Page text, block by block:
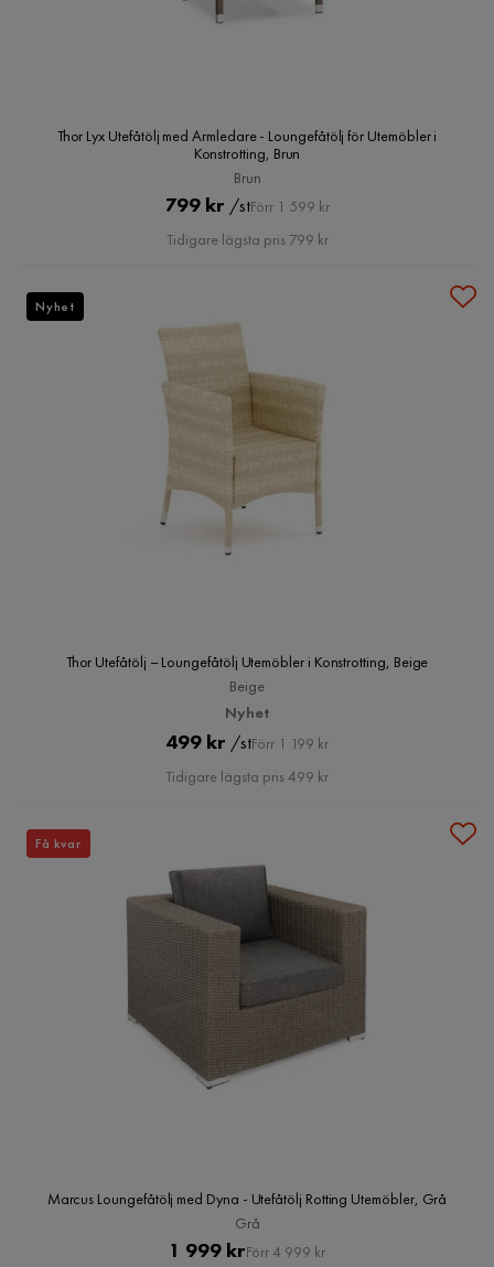
Thor Lyx Utefåtölj med Armledare - Loungefåtölj för Utemöbler i
Konstrotting, Brun
Brun
Pris
799 kr /stOriginal
Pris
Förr 1 599 kr
Tidigare lägsta pris 799 kr
Thor Utefåtölj – Loungefåtölj Utemöbler i Konstrotting, Beige
Beige
Nyhet
Pris
499 kr /stOriginal
Pris
Förr 1 199 kr
Tidigare lägsta pris 499 kr
Nyhet
Marcus Loungefåtölj med Dyna - Utefåtölj Rotting Utemöbler, Grå
Grå
Pris
1 999 krOriginal
Förr 4 999 kr
Få kvar